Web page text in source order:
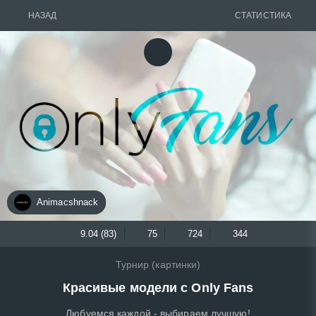
НАЗАД СТАТИСТИКА
Animacshnack
9.04 (83) 75 724 344
Турнир (картинки)
Красивые модели с Only Fans
Любуемся каждой - выбираем лучшую!